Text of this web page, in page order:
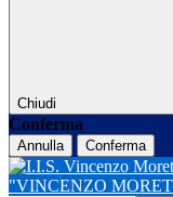
Chiudi
Conferma
Annulla Conferma
"VINCENZO